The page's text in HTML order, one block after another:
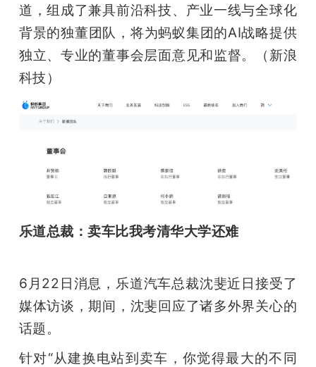
道，组成了兼具前沿科技、产业一线与全球化
背景的独董团队，将为蚂蚁集团的AI战略提供
独立、专业的董事会层面意见和监督。（新浪
科技）
乐道总裁：卖车比我考清华大学还难
6月22日消息，乐道汽车总裁沈斐近日接受了
媒体访谈，期间，沈斐回应了诸多外界关心的
话题。
针对“从建换电站到卖车，你觉得最大的不同